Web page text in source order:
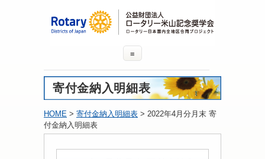
≡
寄付金納入明細表
HOME > 寄付金納入明細表 > 2022年4月分月末 寄
付金納入明細表